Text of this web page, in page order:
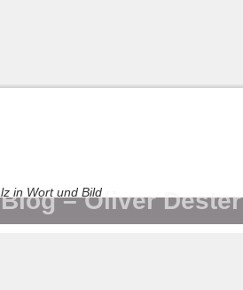
– Oliver Dester
in Wort und Bild